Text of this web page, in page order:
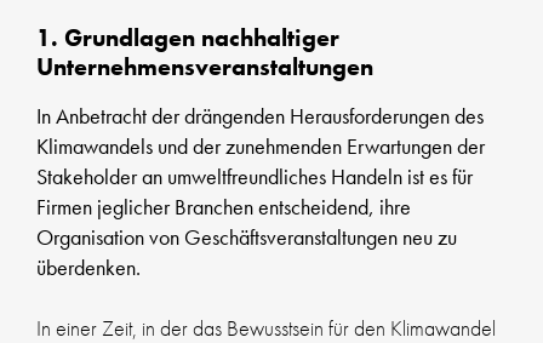
1. Grundlagen nachhaltiger
Unternehmensveranstaltungen
In Anbetracht der drängenden Herausforderungen des
Klimawandels und der zunehmenden Erwartungen der
Stakeholder an umweltfreundliches Handeln ist es für
Firmen jeglicher Branchen entscheidend, ihre
Organisation von Geschäftsveranstaltungen neu zu
überdenken.
In einer Zeit, in der das Bewusstsein für den Klimawandel